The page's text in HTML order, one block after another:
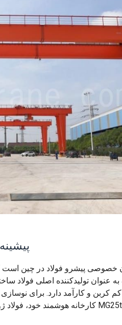
خصوصی پیشرو فولاد در چین
تولیدکننده اصلی فولاد
کربن و کارآمد دارد. برای